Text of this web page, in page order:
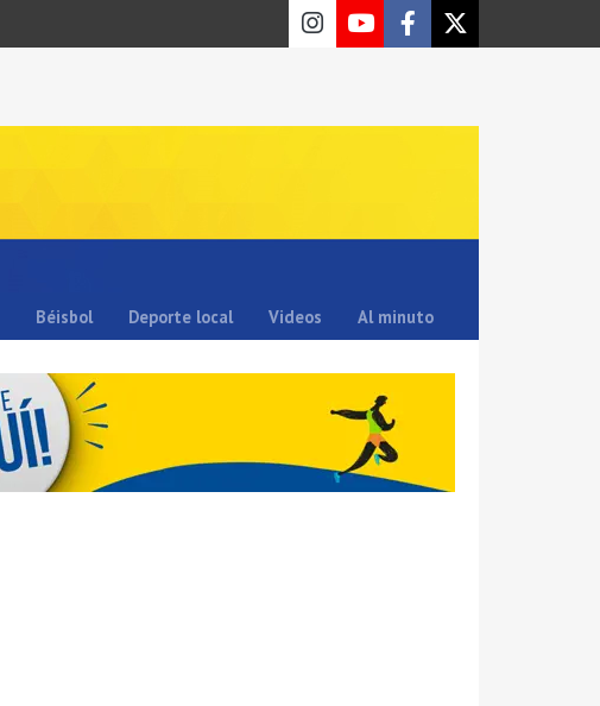
Béisbol Deporte local Videos Al minuto